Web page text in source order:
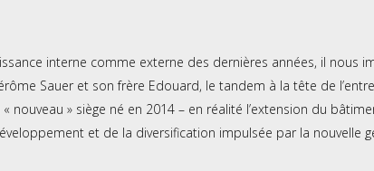
interne comme externe des dernières années, il nous
Sauer et son frère Edouard, le tandem à la tête de
nouveau » siège né en 2014 – en réalité l’extension du
et de la diversification impulsée par la nouvelle